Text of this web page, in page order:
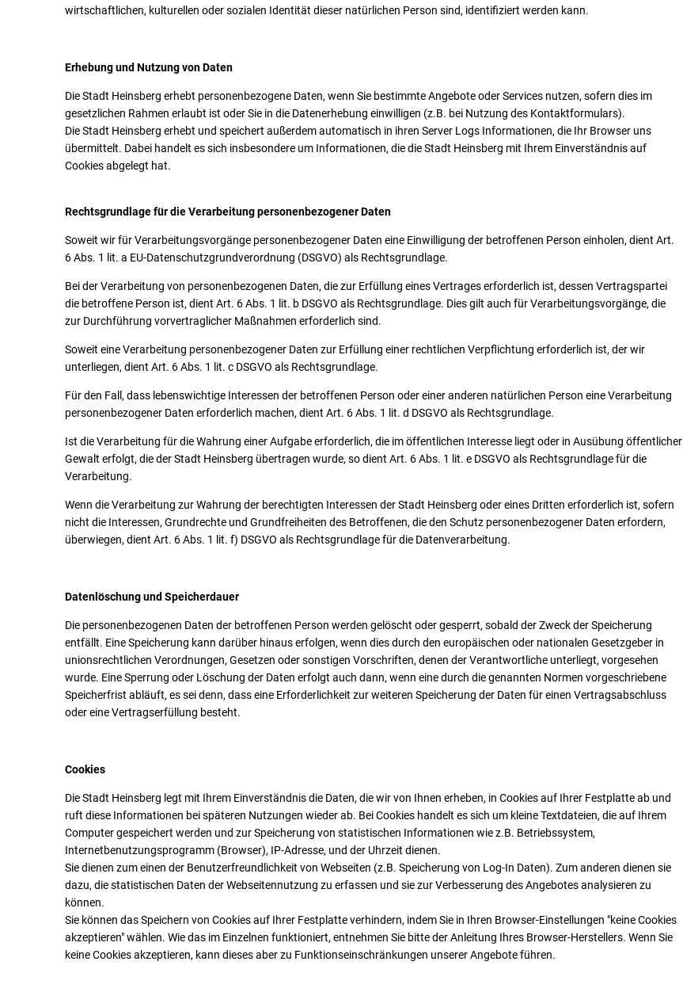
wirtschaftlichen, kulturellen oder sozialen Identität dieser natürlichen Person sind, identifiziert werden kann.
Erhebung und Nutzung von Daten
Die Stadt Heinsberg erhebt personenbezogene Daten, wenn Sie bestimmte Angebote oder Services nutzen, sofern dies im
gesetzlichen Rahmen erlaubt ist oder Sie in die Datenerhebung einwilligen (z.B. bei Nutzung des Kontaktformulars).
Die Stadt Heinsberg erhebt und speichert außerdem automatisch in ihren Server Logs Informationen, die Ihr Browser uns
übermittelt. Dabei handelt es sich insbesondere um Informationen, die die Stadt Heinsberg mit Ihrem Einverständnis auf
Cookies abgelegt hat.
Rechtsgrundlage für die Verarbeitung personenbezogener Daten
Soweit wir für Verarbeitungsvorgänge personenbezogener Daten eine Einwilligung der betroffenen Person einholen, dient Art.
6 Abs. 1 lit. a EU-Datenschutzgrundverordnung (DSGVO) als Rechtsgrundlage.
Bei der Verarbeitung von personenbezogenen Daten, die zur Erfüllung eines Vertrages erforderlich ist, dessen Vertragspartei
die betroffene Person ist, dient Art. 6 Abs. 1 lit. b DSGVO als Rechtsgrundlage. Dies gilt auch für Verarbeitungsvorgänge, die
zur Durchführung vorvertraglicher Maßnahmen erforderlich sind.
Soweit eine Verarbeitung personenbezogener Daten zur Erfüllung einer rechtlichen Verpflichtung erforderlich ist, der wir
unterliegen, dient Art. 6 Abs. 1 lit. c DSGVO als Rechtsgrundlage.
Für den Fall, dass lebenswichtige Interessen der betroffenen Person oder einer anderen natürlichen Person eine Verarbeitung
personenbezogener Daten erforderlich machen, dient Art. 6 Abs. 1 lit. d DSGVO als Rechtsgrundlage.
Ist die Verarbeitung für die Wahrung einer Aufgabe erforderlich, die im öffentlichen Interesse liegt oder in Ausübung öffentlicher
Gewalt erfolgt, die der Stadt Heinsberg übertragen wurde, so dient Art. 6 Abs. 1 lit. e DSGVO als Rechtsgrundlage für die
Verarbeitung.
Wenn die Verarbeitung zur Wahrung der berechtigten Interessen der Stadt Heinsberg oder eines Dritten erforderlich ist, sofern
nicht die Interessen, Grundrechte und Grundfreiheiten des Betroffenen, die den Schutz personenbezogener Daten erfordern,
überwiegen, dient Art. 6 Abs. 1 lit. f) DSGVO als Rechtsgrundlage für die Datenverarbeitung.
Datenlöschung und Speicherdauer
Die personenbezogenen Daten der betroffenen Person werden gelöscht oder gesperrt, sobald der Zweck der Speicherung
entfällt. Eine Speicherung kann darüber hinaus erfolgen, wenn dies durch den europäischen oder nationalen Gesetzgeber in
unionsrechtlichen Verordnungen, Gesetzen oder sonstigen Vorschriften, denen der Verantwortliche unterliegt, vorgesehen
wurde. Eine Sperrung oder Löschung der Daten erfolgt auch dann, wenn eine durch die genannten Normen vorgeschriebene
Speicherfrist abläuft, es sei denn, dass eine Erforderlichkeit zur weiteren Speicherung der Daten für einen Vertragsabschluss
oder eine Vertragserfüllung besteht.
Cookies
Die Stadt Heinsberg legt mit Ihrem Einverständnis die Daten, die wir von Ihnen erheben, in Cookies auf Ihrer Festplatte ab und
ruft diese Informationen bei späteren Nutzungen wieder ab. Bei Cookies handelt es sich um kleine Textdateien, die auf Ihrem
Computer gespeichert werden und zur Speicherung von statistischen Informationen wie z.B. Betriebssystem,
Internetbenutzungsprogramm (Browser), IP-Adresse, und der Uhrzeit dienen.
Sie dienen zum einen der Benutzerfreundlichkeit von Webseiten (z.B. Speicherung von Log-In Daten). Zum anderen dienen sie
dazu, die statistischen Daten der Webseitennutzung zu erfassen und sie zur Verbesserung des Angebotes analysieren zu
können.
Sie können das Speichern von Cookies auf Ihrer Festplatte verhindern, indem Sie in Ihren Browser-Einstellungen "keine Cookies
akzeptieren" wählen. Wie das im Einzelnen funktioniert, entnehmen Sie bitte der Anleitung Ihres Browser-Herstellers. Wenn Sie
keine Cookies akzeptieren, kann dieses aber zu Funktionseinschränkungen unserer Angebote führen.